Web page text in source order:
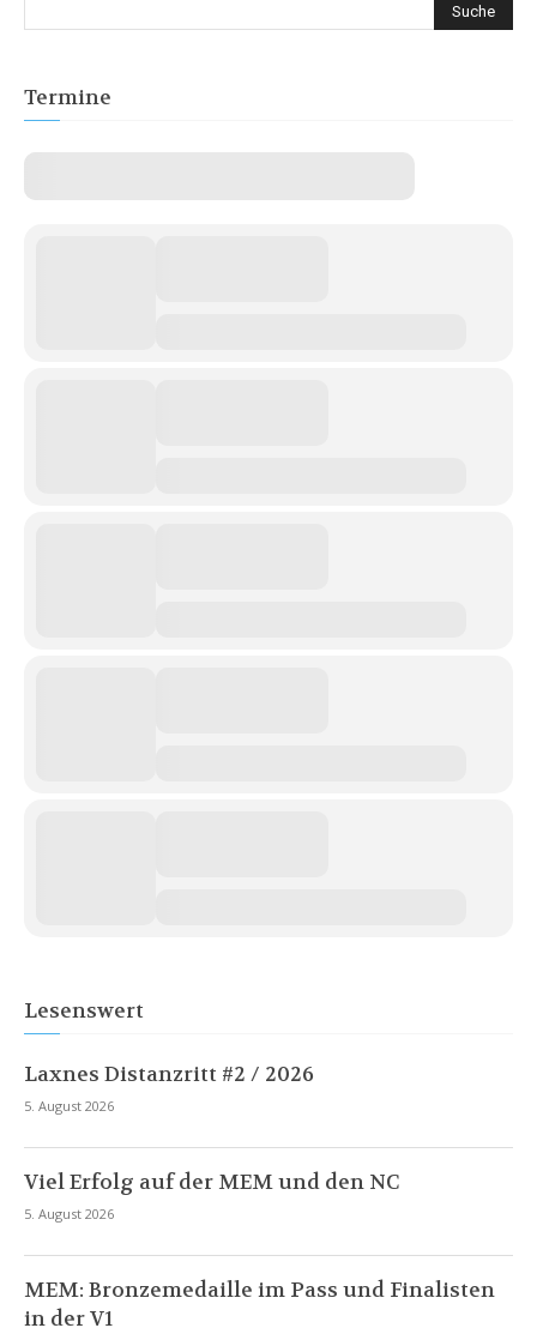
Termine
Lesenswert
Laxnes Distanzritt #2 / 2026
5. August 2026
Viel Erfolg auf der MEM und den NC
5. August 2026
MEM: Bronzemedaille im Pass und Finalisten
in der V1